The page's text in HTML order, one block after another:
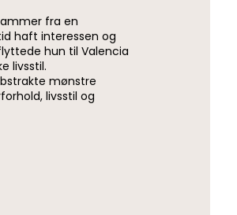
fra en
haft interessen og
hun til Valencia
livsstil.
mønstre
livsstil og